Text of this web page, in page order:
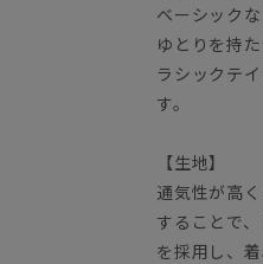
ベーシック
ゆとりを持
ラシックテ
す。
【生地】
通気性が高
することで
を採用し、